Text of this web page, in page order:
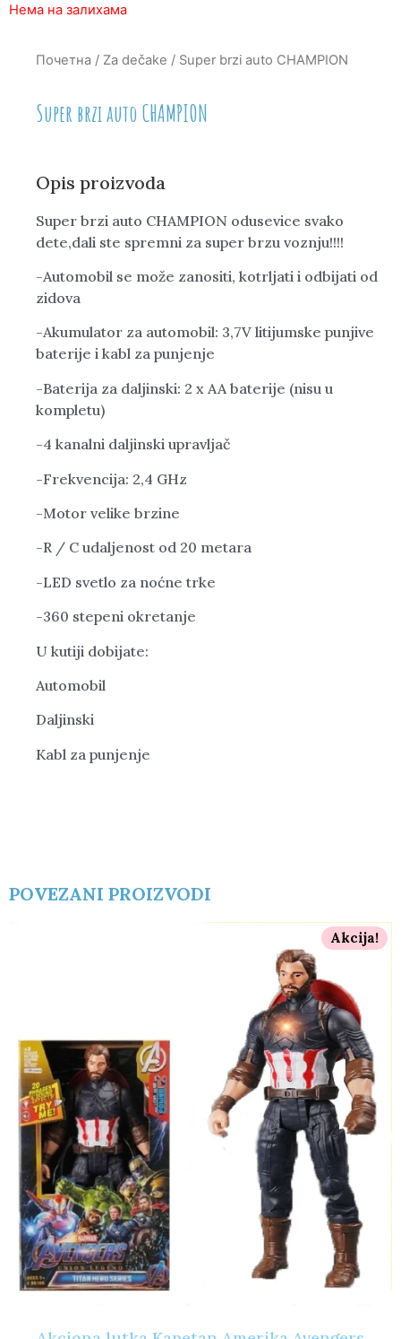
Нема на залихама
Почетна / Za dečake / Super brzi auto CHAMPION
Super brzi auto CHAMPION
Opis proizvoda
Super brzi auto CHAMPION odusevice svako
dete,dali ste spremni za super brzu voznju!!!!
-Automobil se može zanositi, kotrljati i odbijati od
zidova
-Akumulator za automobil: 3,7V litijumske punjive
baterije i kabl za punjenje
-Baterija za daljinski: 2 x AA baterije (nisu u
kompletu)
-4 kanalni daljinski upravljač
-Frekvencija: 2,4 GHz
-Motor velike brzine
-R / C udaljenost od 20 metara
-LED svetlo za noćne trke
-360 stepeni okretanje
U kutiji dobijate:
Automobil
Daljinski
Kabl za punjenje
POVEZANI PROIZVODI
Akcija!